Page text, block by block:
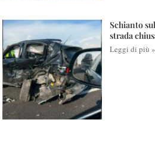
Schianto
strada
Leggi di più »